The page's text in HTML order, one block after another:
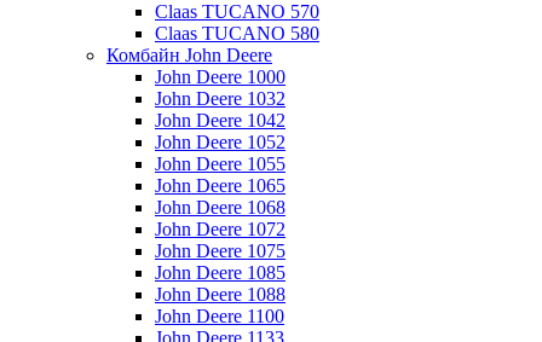
Claas TUCANO 570
Claas TUCANO 580
Комбайн John Deere
John Deere 1000
John Deere 1032
John Deere 1042
John Deere 1052
John Deere 1055
John Deere 1065
John Deere 1068
John Deere 1072
John Deere 1075
John Deere 1085
John Deere 1088
John Deere 1100
John Deere 1133